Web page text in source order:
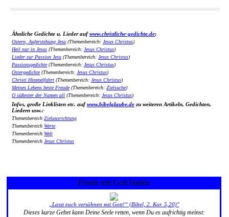
Ähnliche Gedichte u. Lieder aufwww.christliche-gedichte.de:
Ostern, Auferstehung Jesu (Themenbereich: Jesus Christus)
Heil nur in Jesus (Themenbereich: Jesus Christus)
Lieder zur Passion Jesu (Themenbereich: Jesus Christus)
Passionsgedichte(Themenbereich: Jesus Christus)
Ostergedichte(Themenbereich: Jesus Christus)
Christi Himmelfahrt (Themenbereich: Jesus Christus)
Meines Lebens beste Freude(Themenbereich: Zielsuche)
O süßester der Namen all (Themenbereich: Jesus Christus)
Infos, große Linklisten etc. aufwww.bibelglaube.de zu weiteren Artikeln, Gedichten,
Liedern usw.:
Themenbereich Zielausrichtung
Themenbereich Werte
Themenbereich Welt
Themenbereich Jesus Christus
Friede mit Gott finden
„Lasst euch versöhnen mit Gott!“ (Bibel, 2. Kor. 5,20)"
Dieses kurze Gebet kann Deine Seele retten, wenn Du es aufrichtig meinst: